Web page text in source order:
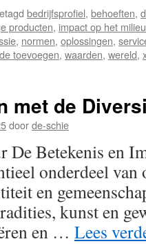
bedrijfsprofiel, behoeften,
producten, impact op het milieu
, normen, oplossingen,
toevoegen, waarden, wereld,
met de
doorde-schie
Betekenis en
onderdeel
en
kunst en
en … Lees